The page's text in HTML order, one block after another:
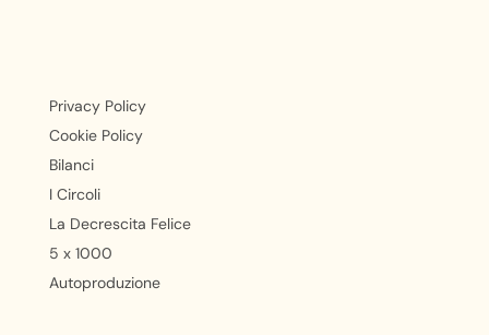
Privacy Policy
Cookie Policy
Bilanci
I Circoli
La Decrescita Felice
5 x 1000
Autoproduzione